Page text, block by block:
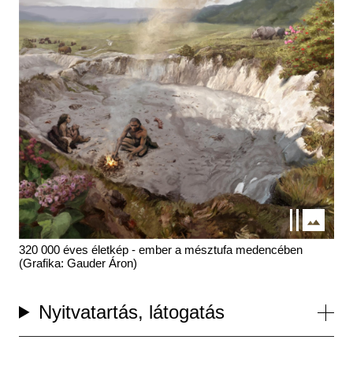
320 000 éves életkép - ember a mésztufa medencében
(Grafika: Gauder Áron)
Nyitvatartás, látogatás